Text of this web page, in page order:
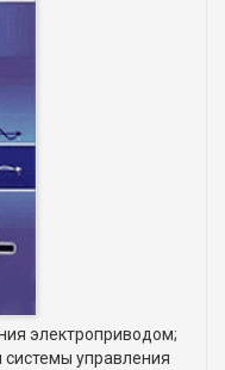
электроприводом;
системы управления